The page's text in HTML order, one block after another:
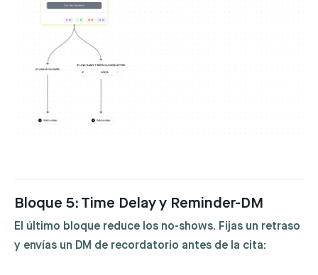
Bloque 5: Time Delay y Reminder-DM
El último bloque reduce los no-shows. Fijas un retraso
y envías un DM de recordatorio antes de la cita: